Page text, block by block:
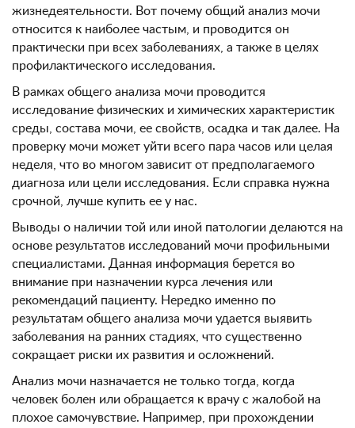
жизнедеятельности. Вот почему общий анализ мочи
относится к наиболее частым, и проводится он
практически при всех заболеваниях, а также в целях
профилактического исследования.
В рамках общего анализа мочи проводится
исследование физических и химических характеристик
среды, состава мочи, ее свойств, осадка и так далее. На
проверку мочи может уйти всего пара часов или целая
неделя, что во многом зависит от предполагаемого
диагноза или цели исследования. Если справка нужна
срочной, лучше купить ее у нас.
Выводы о наличии той или иной патологии делаются на
основе результатов исследований мочи профильными
специалистами. Данная информация берется во
внимание при назначении курса лечения или
рекомендаций пациенту. Нередко именно по
результатам общего анализа мочи удается выявить
заболевания на ранних стадиях, что существенно
сокращает риски их развития и осложнений.
Анализ мочи назначается не только тогда, когда
человек болен или обращается к врачу с жалобой на
плохое самочувствие. Например, при прохождении